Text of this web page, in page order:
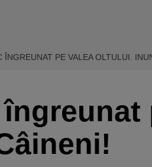
ÎNGREUNAT PE VALEA OLTULUI.